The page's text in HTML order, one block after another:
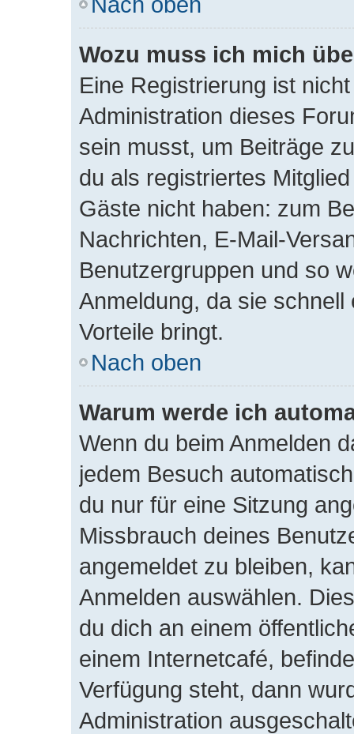
Wozu muss ich mich
Eine Registrierung ist
Administration dieses
sein musst, um Beiträge
du als registriertes
Gäste nicht haben: zum
Nachrichten, E-Mail-
Benutzergruppen und so
Anmeldung, da sie
Vorteile bringt.
Nach oben
Warum werde ich
Wenn du beim Anmelden
jedem Besuch
du nur für eine Sitzung
Missbrauch deines
angemeldet zu bleiben,
Anmelden auswählen.
du dich an einem
einem Internetcafé,
Verfügung steht, dann
Administration